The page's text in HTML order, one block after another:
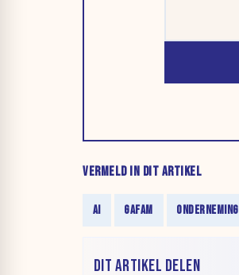
VERMELD IN DIT ARTIKEL
AI GAFAM ONDERNEMING
DIT ARTIKEL DELEN